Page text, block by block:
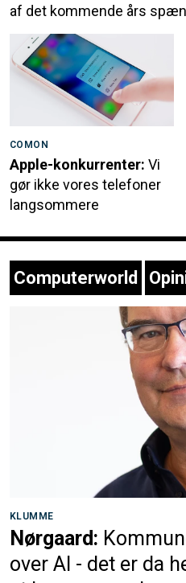
af det kommende års
COMON
Apple-konkurrenter: Vi
gør ikke vores telefoner
langsommere
Computerworld
KLUMME
Nørgaard:
over AI - det er da